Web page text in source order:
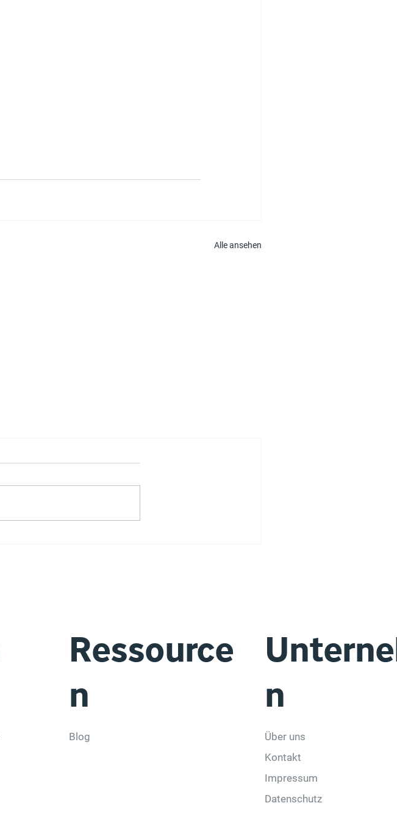
Alle ansehen
n
Über uns
Kontakt
Impressum
Datenschutz
Ressource
n
Blog